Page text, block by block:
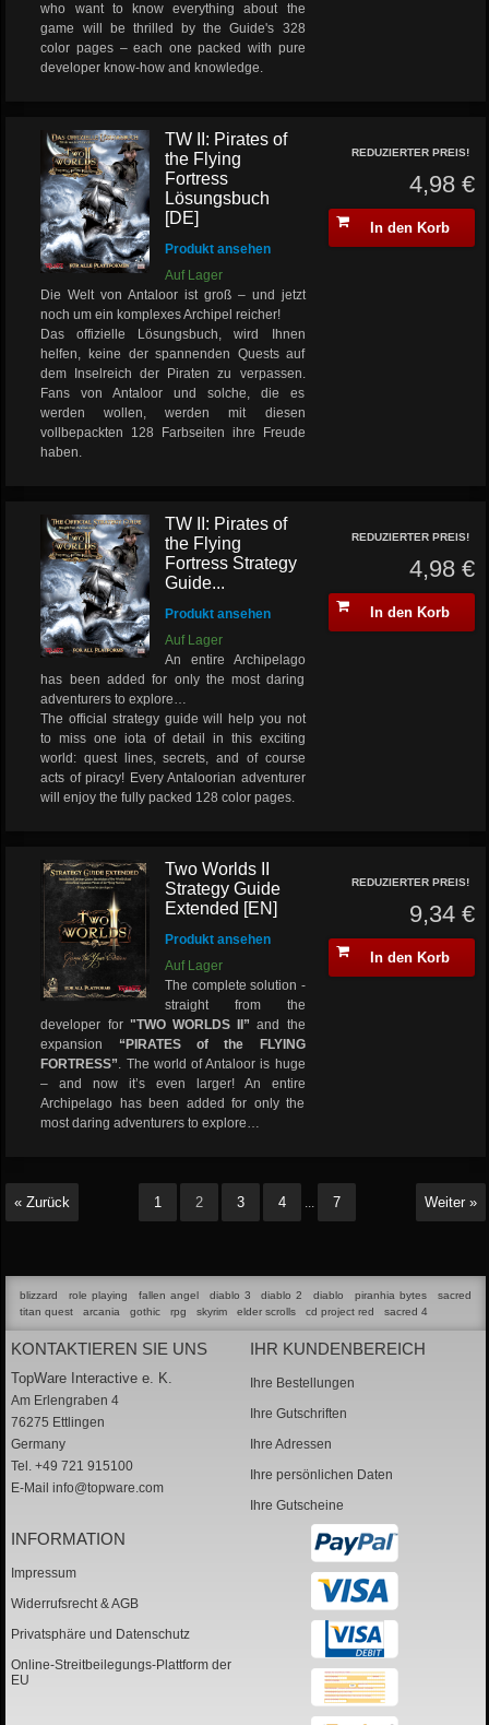
who want to know everything about the
game will be thrilled by the Guide's 328
color pages – each one packed with pure
developer know-how and knowledge.
TW II: Pirates of
the Flying
Fortress
Lösungsbuch
[DE]
Produkt ansehen
Auf Lager
Die Welt von Antaloor ist groß – und jetzt
noch um ein komplexes Archipel reicher!
Das offizielle Lösungsbuch, wird Ihnen
helfen, keine der spannenden Quests auf
dem Inselreich der Piraten zu verpassen.
Fans von Antaloor und solche, die es
werden wollen, werden mit diesen
vollbepackten 128 Farbseiten ihre Freude
haben.
REDUZIERTER PREIS!
4,98 €
In den Korb
TW II: Pirates of
the Flying
Fortress Strategy
Guide...
Produkt ansehen
Auf Lager
An entire Archipelago
has been added for only the most daring
adventurers to explore…
The official strategy guide will help you not
to miss one iota of detail in this exciting
world: quest lines, secrets, and of course
acts of piracy! Every Antaloorian adventurer
will enjoy the fully packed 128 color pages.
REDUZIERTER PREIS!
4,98 €
In den Korb
Two Worlds II
Strategy Guide
Extended [EN]
Produkt ansehen
Auf Lager
The complete solution -
straight from the
developer for "TWO WORLDS II”and the
expansion “PIRATES of the FLYING
FORTRESS”. The world of Antaloor is huge
– and now it’s even larger! An entire
Archipelago has been added for only the
most daring adventurers to explore…
REDUZIERTER PREIS!
9,34 €
In den Korb
« Zurück 1 2 3 4 ... 7 Weiter »
blizzard role playing fallen angel diablo 3 diablo 2 diablo piranhia bytes
sacred
titan quest
arcania gothic rpg skyrim elder scrolls cd project red sacred 4
KONTAKTIEREN SIE UNS
TopWare Interactive e. K.
Am Erlengraben 4
76275 Ettlingen
Germany
Tel. +49 721 915100
E-Mail info@topware.com
IHR KUNDENBEREICH
Ihre Bestellungen
Ihre Gutschriften
Ihre Adressen
Ihre persönlichen Daten
Ihre Gutscheine
INFORMATION
Impressum
Widerrufsrecht & AGB
Privatsphäre und Datenschutz
Online-Streitbeilegungs-Plattform der
EU